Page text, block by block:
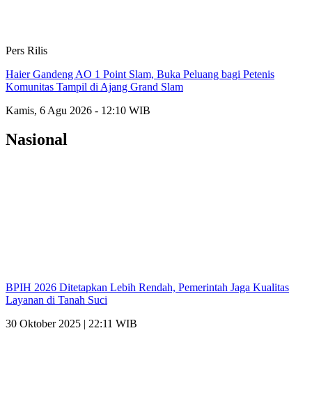
Pers Rilis
Haier Gandeng AO 1 Point Slam, Buka Peluang bagi Petenis
Komunitas Tampil di Ajang Grand Slam
Kamis, 6 Agu 2026 - 12:10 WIB
Nasional
BPIH 2026 Ditetapkan Lebih Rendah, Pemerintah Jaga Kualitas
Layanan di Tanah Suci
30 Oktober 2025 | 22:11 WIB